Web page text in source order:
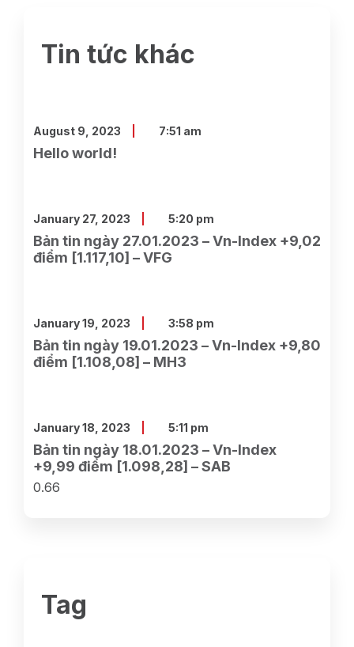
Tin tức khác
Hello world!
August 9, 2023 7:51 am
Bản tin ngày 27.01.2023 – Vn-Index +9,02
điểm [1.117,10] – VFG
January 27, 2023 5:20 pm
Bản tin ngày 19.01.2023 – Vn-Index +9,80
điểm [1.108,08] – MH3
January 19, 2023 3:58 pm
Bản tin ngày 18.01.2023 – Vn-Index
+9,99 điểm [1.098,28] – SAB
January 18, 2023 5:11 pm
Tag